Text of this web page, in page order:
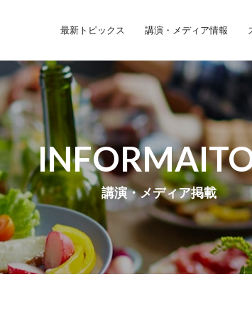
最新トピックス 講演・メディア情報
講演・メディア掲載